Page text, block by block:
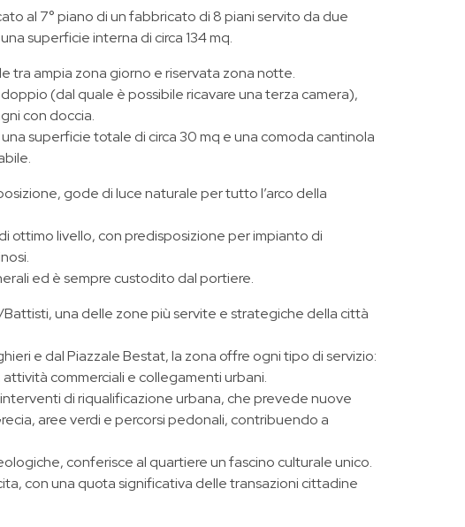
al 7° piano di un fabbricato di 8 piani servito da due
superficie interna di circa 134 mq.
tra ampia zona giorno e riservata zona notte.
(dal quale è possibile ricavare una terza camera),
con doccia.
superficie totale di circa 30 mq e una comoda cantinola
gode di luce naturale per tutto l’arco della
ottimo livello, con predisposizione per impianto di
ed è sempre custodito dal portiere.
una delle zone più servite e strategiche della città
e dal Piazzale Bestat, la zona offre ogni tipo di servizio:
commerciali e collegamenti urbani.
di riqualificazione urbana, che prevede nuove
aree verdi e percorsi pedonali, contribuendo a
conferisce al quartiere un fascino culturale unico.
con una quota significativa delle transazioni cittadine